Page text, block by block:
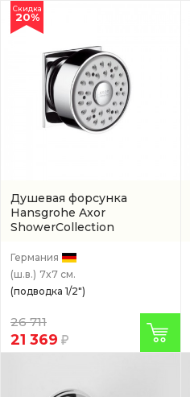
Душевая форсунка
Hansgrohe Axor
ShowerCollection
Скидка
20%
Германия
(ш.в.) 7x7 см.
(подводка 1/2")
26 711
21 369